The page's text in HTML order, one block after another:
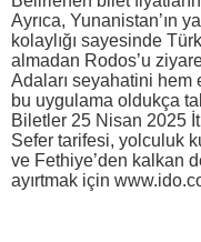
Ayrıca, Yunanistan’ın
kolaylığı sayesinde
almadan Rodos’u
Adaları seyahatini
bu uygulama oldukça
Biletler 25 Nisan 2025
Sefer tarifesi, yolculuk
ve Fethiye’den kalkan
ayırtmak için